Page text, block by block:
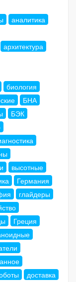
аналитика
архитектура
биология
БНА
БЭК
высотные
Германия
глайдеры
Греция
доставка